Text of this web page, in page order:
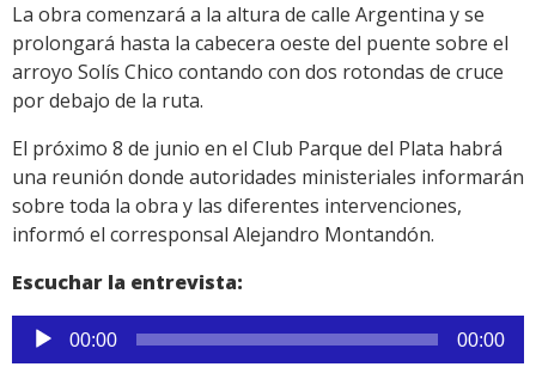
La obra comenzará a la altura de calle Argentina y se
prolongará hasta la cabecera oeste del puente sobre el
arroyo Solís Chico contando con dos rotondas de cruce
por debajo de la ruta.
El próximo 8 de junio en el Club Parque del Plata habrá
una reunión donde autoridades ministeriales informarán
sobre toda la obra y las diferentes intervenciones,
informó el corresponsal Alejandro Montandón.
Escuchar la entrevista:
Reproductor
de
00:00 00:00